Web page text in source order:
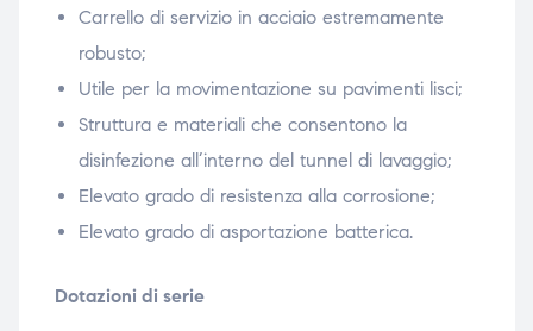
Carrello di servizio in acciaio estremamente
robusto;
Utile per la movimentazione su pavimenti lisci;
Struttura e materiali che consentono la
disinfezione all’interno del tunnel di lavaggio;
Elevato grado di resistenza alla corrosione;
Elevato grado di asportazione batterica.
Dotazioni di serie